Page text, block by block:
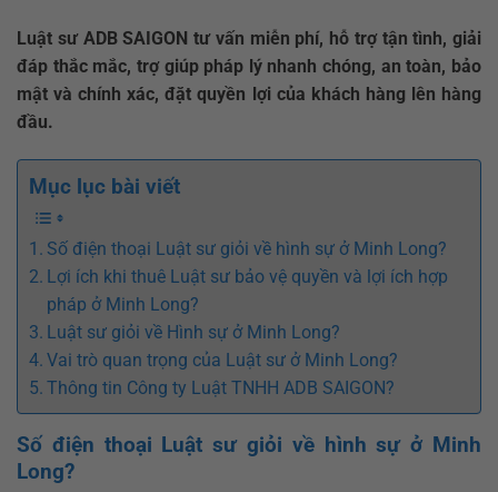
Luật sư ADB SAIGON tư vấn miễn phí, hỗ trợ tận tình, giải
đáp thắc mắc, trợ giúp pháp lý nhanh chóng, an toàn, bảo
mật và chính xác, đặt quyền lợi của khách hàng lên hàng
đầu.
Mục lục bài viết
Số điện thoại Luật sư giỏi về hình sự ở Minh Long?
Lợi ích khi thuê Luật sư bảo vệ quyền và lợi ích hợp
pháp ở Minh Long?
Luật sư giỏi về Hình sự ở Minh Long?
Vai trò quan trọng của Luật sư ở Minh Long?
Thông tin Công ty Luật TNHH ADB SAIGON?
Số điện thoại Luật sư giỏi về hình sự ở Minh
Long?